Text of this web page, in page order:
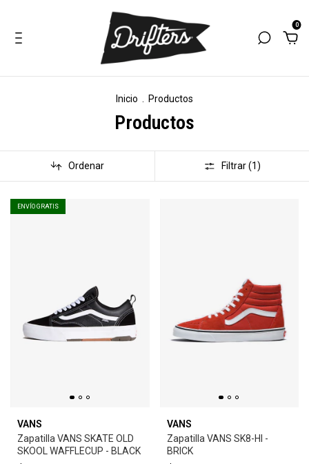
0
Inicio Productos
Productos
Ordenar Filtrar (1)
ENVÍO GRATIS
VANS
Zapatilla VANS SKATE OLD
SKOOL WAFFLECUP - BLACK
VANS
Zapatilla VANS SK8-HI -
BRICK